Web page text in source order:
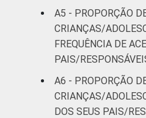
CLASSE
SOCIAL
A5 - PROPORÇÃO
CRIANÇAS/
FREQUÊNCIA DE
PAIS/
A6 - PROPORÇÃO
CRIANÇAS/
DOS SEUS PAIS/